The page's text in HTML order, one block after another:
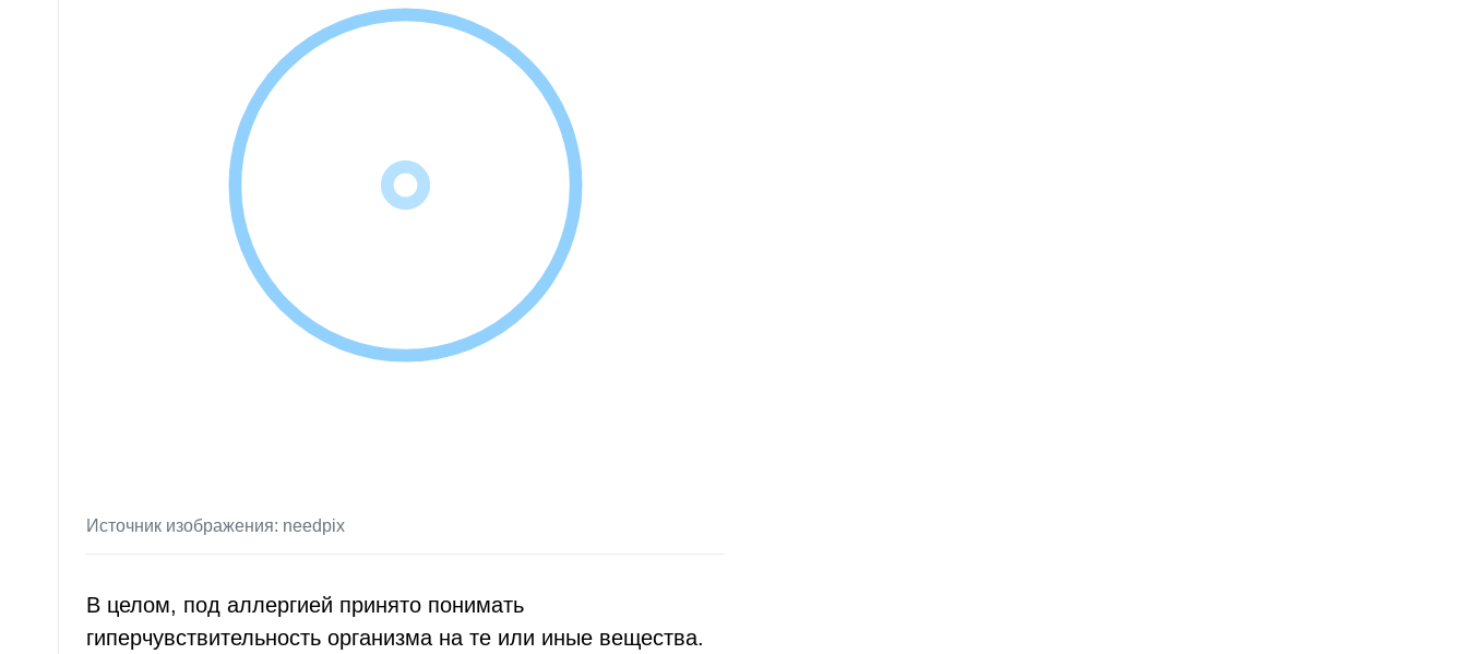
Источник изображения: needpix
В целом, под аллергией принято понимать
гиперчувствительность организма на те или иные вещества.